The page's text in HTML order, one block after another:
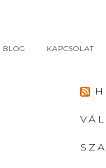
BLOG KAPCSOLAT